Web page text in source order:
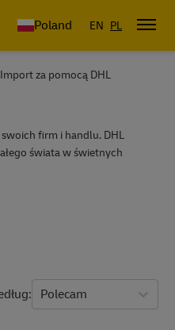
Poland EN PL
Import za pomocą DHL
firm i handlu. DHL
świata w świetnych
Polecam